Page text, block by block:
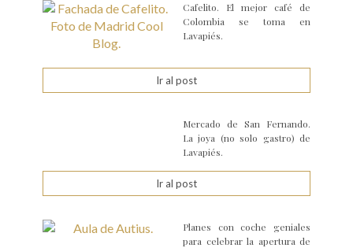
Cafelito. El mejor café de
Colombia se toma en
Lavapiés.
Ir al post
Mercado de San Fernando.
La joya (no solo gastro) de
Lavapiés.
Ir al post
Planes con coche geniales
para celebrar la apertura de